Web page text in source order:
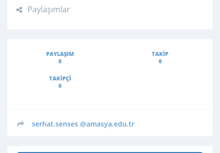
Paylaşımlar
PAYLAŞIM
0
TAKIP
0
TAKIPÇI
0
serhat.senses @amasya.edu.tr